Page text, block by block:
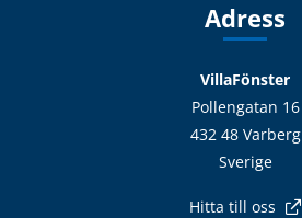
Adress
VillaFönster
Pollengatan 16
432 48 Varberg
Sverige
Hitta till oss